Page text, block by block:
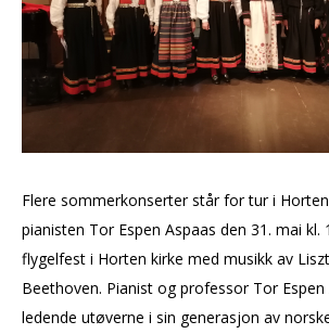
Flere sommerkonserter står for tur i
pianisten Tor Espen Aspaas den 31. mai kl.
flygelfest i Horten kirke med musikk av
Beethoven. Pianist og professor Tor Espen
ledende utøverne i sin generasjon av